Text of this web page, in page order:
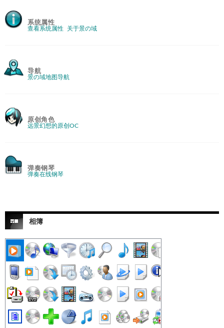
系统属性
查看系统属性 关于景の域
导航
景の域地图导航
原创角色
远景幻想的原创OC
弹奏钢琴
弹奏在线钢琴
相簿